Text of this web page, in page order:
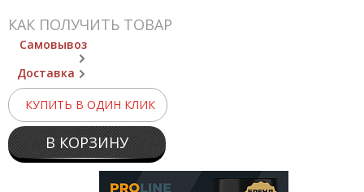
КАК ПОЛУЧИТЬ ТОВАР
Самовывоз
Доставка
КУПИТЬ В ОДИН КЛИК
В КОРЗИНУ